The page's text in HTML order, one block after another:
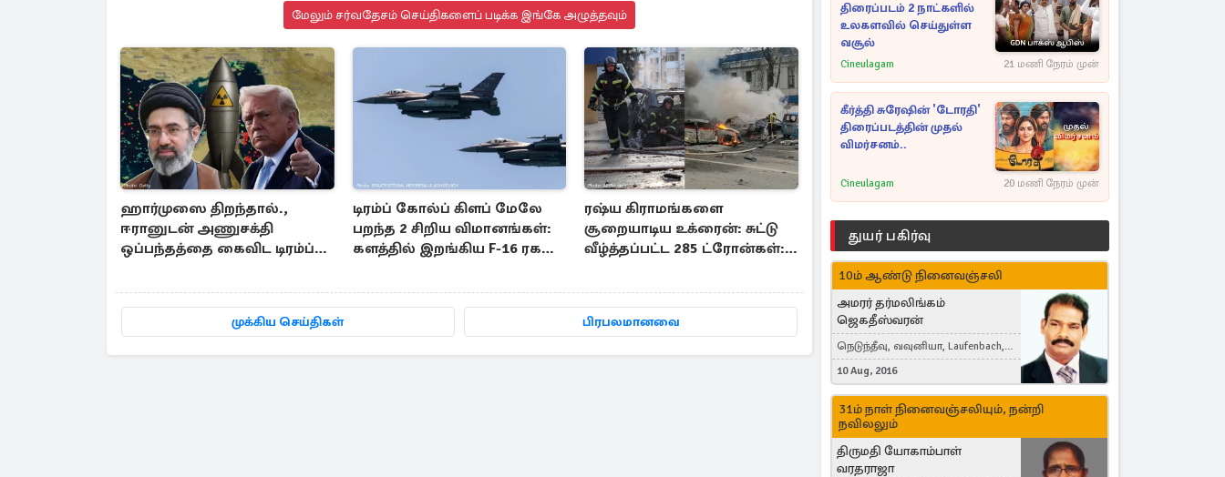
மேலும் சர்வதேசம் செய்திகளைப் படிக்க இங்கே அழுத்தவும்
ஹார்முஸை திறந்தால்.,
ஈரானுடன் அணுசக்தி
ஒப்பந்தத்தை கைவிட டிரம்ப்
டிரம்ப் கோல்ப் கிளப் மேலே
பறந்த 2 சிறிய விமானங்கள்:
களத்தில் இறங்கிய F-16 ரக
ரஷ்ய கிராமங்களை
சூறையாடிய உக்ரைன்: சுட்டு
வீழ்த்தப்பட்ட 285 ட்ரோன்கள்: 6
முக்கிய செய்திகள் பிரபலமானவை
திரைப்படம் 2 நாட்களில்
உலகளவில் செய்துள்ள
வசூல்
Cineulagam 21 மணி நேரம் முன்
கீர்த்தி சுரேஷின் 'டோரதி'
திரைப்படத்தின் முதல்
விமர்சனம்..
Cineulagam 20 மணி நேரம் முன்
துயர் பகிர்வு
10ம் ஆண்டு நினைவஞ்சலி
அமரர் தர்மலிங்கம்
ஜெகதீஸ்வரன்
நெடுந்தீவு, வவுனியா, Laufenbach,
Switzerland
10 Aug, 2016
31ம் நாள் நினைவஞ்சலியும், நன்றி
நவிலலும்
திருமதி யோகாம்பாள்
வரதராஜா